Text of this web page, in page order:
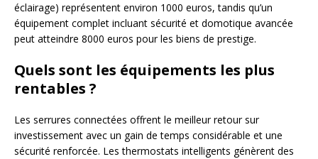
éclairage) représentent environ 1000 euros, tandis qu’un
équipement complet incluant sécurité et domotique avancée
peut atteindre 8000 euros pour les biens de prestige.
Quels sont les équipements les plus
rentables ?
Les serrures connectées offrent le meilleur retour sur
investissement avec un gain de temps considérable et une
sécurité renforcée. Les thermostats intelligents génèrent des